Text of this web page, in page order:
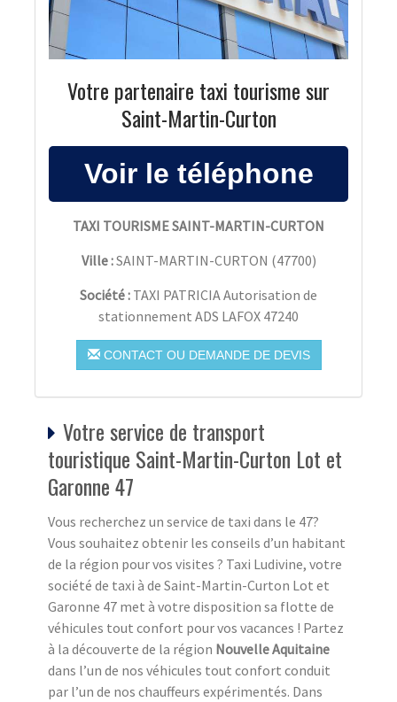
Votre partenaire taxi tourisme sur
Saint-Martin-Curton
TAXI TOURISME SAINT-MARTIN-CURTON
Ville :SAINT-MARTIN-CURTON (47700)
Société : TAXI PATRICIA Autorisation de
stationnement ADS LAFOX 47240
CONTACT OU DEMANDE DE DEVIS
Votre service de transport
touristique Saint-Martin-Curton Lot et
Garonne 47
Vous recherchez un service de taxi dans le 47?
Vous souhaitez obtenir les conseils d’un habitant
de la région pour vos visites ? Taxi Ludivine, votre
société de taxi à de Saint-Martin-Curton Lot et
Garonne 47 met à votre disposition sa flotte de
véhicules tout confort pour vos vacances ! Partez
à la découverte de la région Nouvelle Aquitaine
dans l’un de nos véhicules tout confort conduit
par l’un de nos chauffeurs expérimentés. Dans